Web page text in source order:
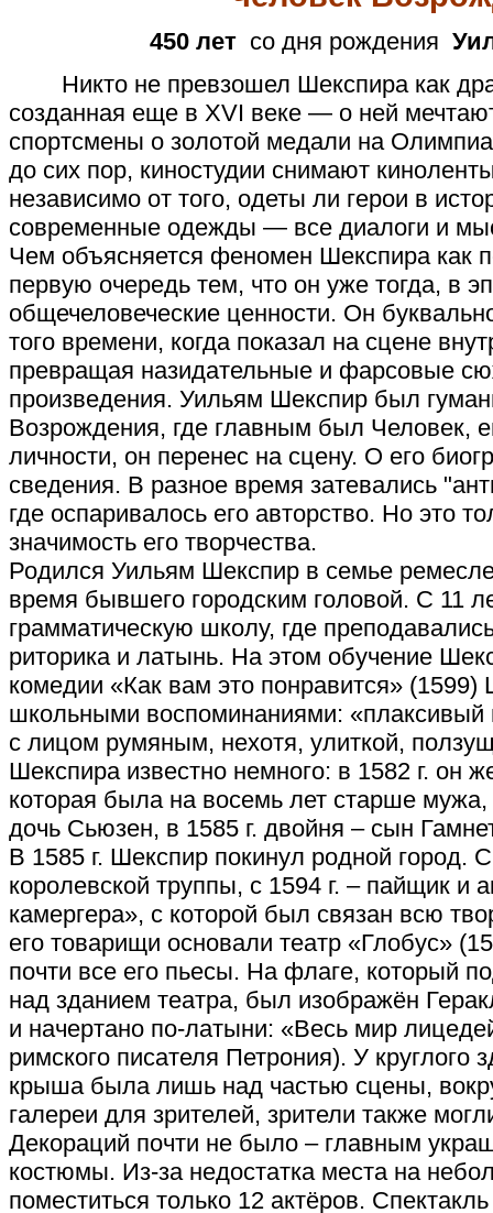
450 лет со дня рождения
Никто не превзошел Шекспира как
созданная еще в XVI веке — о ней
спортсмены о золотой медали на
до сих пор, киностудии снимают
независимо от того, одеты ли герои в
современные одежды — все диалоги и
Чем объясняется феномен Шекспира как
первую очередь тем, что он уже тогда, в
общечеловеческие ценности. Он
того времени, когда показал на сцене
превращая назидательные и фарсовые
произведения. Уильям Шекспир был
Возрождения, где главным был Человек,
личности, он перенес на сцену. О его
сведения. В разное время затевались
где оспаривалось его авторство. Но это
значимость его творчества.
Родился Уильям Шекспир в семье
время бывшего городским головой. С 11
грамматическую школу, где
риторика и латынь. На этом обучение
комедии «Как вам это понравится»
школьными воспоминаниями: «плаксивый
с лицом румяным, нехотя, улиткой,
Шекспира известно немного: в 1582 г. он
которая была на восемь лет старше мужа,
дочь Сьюзен, в 1585 г. двойня – сын
В 1585 г. Шекспир покинул родной город. С
королевской труппы, с 1594 г. – пайщик и
камергера», с которой был связан всю
его товарищи основали театр «Глобус»
почти все его пьесы. На флаге, который
над зданием театра, был изображён
и начертано по-латыни: «Весь мир
римского писателя Петрония). У круглого
крыша была лишь над частью сцены,
галереи для зрителей, зрители также
Декораций почти не было – главным
костюмы. Из-за недостатка места на
поместиться только 12 актёров.